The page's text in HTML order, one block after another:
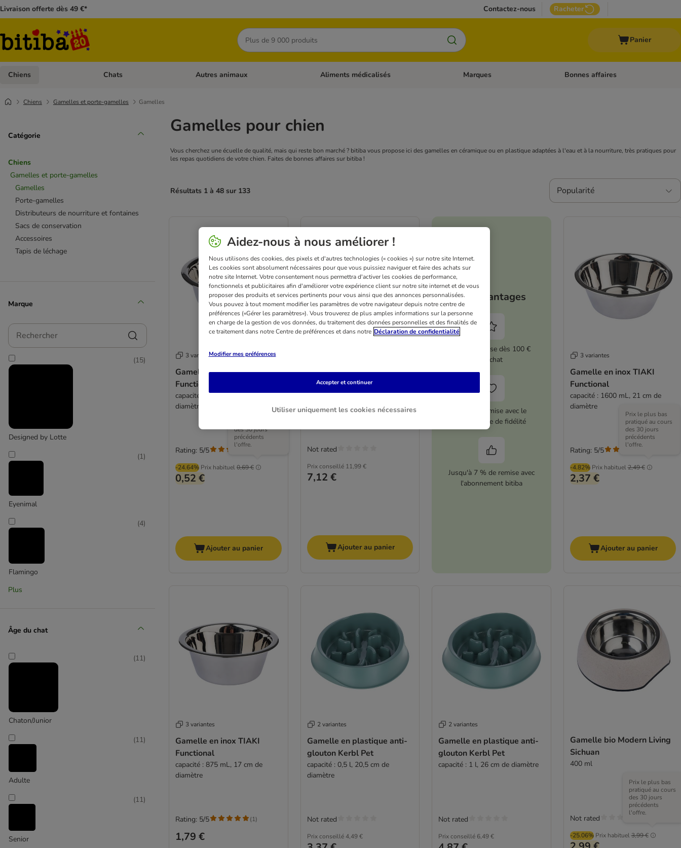
Livraison offerte dès 49 €* Contactez-nous Racheter
Rechercher
Panier
Chiens Dérouler les catégories: Chiens
Chats Dérouler les catégories: Chats
Autres animaux Dérouler les catégories: Autres animaux
Aliments médicalisés Dérouler les catégories: Aliments médicalisés
Marques Dérouler les catégories: Marques
Bonnes affaires
Chiens Gamelles et porte-gamelles Gamelles
Catégorie
Chiens
Gamelles et porte-gamelles
Gamelles
Porte-gamelles
Distributeurs de nourriture et fontaines
Sacs de conservation
Accessoires
Tapis de léchage
Marque
Rechercher
Designed by Lotte
(15)
Eyenimal
(1)
Flamingo
(4)
Hunter
Icepeak Pet
Plus
Âge du chat
Chaton/Junior
(11)
Adulte
(11)
Senior
(11)
Gamelles pour chien
Vous cherchez une écuelle de qualité, mais qui reste bon marché ? bitiba vous propose ici des gamelles en céramique ou en plastique adaptées à l'eau et à la nourriture, très pratiques pour
les repas quotidiens de votre chien. Faites de bonnes affaires sur bitiba !
Résultats 1 à 48 sur 133 Popularité
3 variantes
Gamelle en inox TIAKI
Functional
capacité : 240 mL, 11,5 cm de
diamètre
-24.64% Prix habituel0,69 €
Prix le plus bas
des 30 jours
précédents
l'offre.
0,52 €
Rating: 5/5
Ajouter au panier
Gamelle en silicone Trixie
Slow Feed
24 cm de diamètre
Prix conseillé 11,99 €
7,12 €
Not rated
Ajouter au panier
Vos avantages
5 % de remise dès 100 €
d'achat
12 € de remise avec le
programme de fidélité
Jusqu'à 7 % de remise avec
l'abonnement bitiba
3 variantes
Gamelle en inox TIAKI
Functional
capacité : 1600 mL, 21 cm de
diamètre
-4.82% Prix habituel2,49 €
Prix le plus bas
pratiqué au cours
des 30 jours
précédents
l'offre.
2,37 €
Rating: 5/5
Ajouter au panier
3 variantes
Gamelle en inox TIAKI
Functional
capacité : 875 mL, 17 cm de
diamètre
1,79 €
Rating: 5/5 (1)
2 variantes
Gamelle en plastique anti-
glouton Kerbl Pet
capacité : 0,5 l, 20,5 cm de
diamètre
Prix conseillé 4,49 €
Not rated
2 variantes
Gamelle en plastique anti-
glouton Kerbl Pet
capacité : 1 l, 26 cm de diamètre
Prix conseillé 6,49 €
Not rated
Gamelle bio Modern Living
Sichuan
400 ml
-25.06% Prix habituel3,99 €
Prix le plus bas
pratiqué au cours
des 30 jours
précédents
l'offre.
Not rated
Aidez-nous à nous améliorer !
Nous utilisons des cookies, des pixels et d'autres technologies (« cookies ») sur notre site Internet.
Les cookies sont absolument nécessaires pour que vous puissiez naviguer et faire des achats sur
notre site Internet. Votre consentement nous permettra d'activer les cookies de performance,
fonctionnels et publicitaires afin d'améliorer votre expérience client sur notre site internet et de vous
proposer des produits et services pertinents pour vous ainsi que des annonces personnalisées.
Vous pouvez à tout moment modifier les paramètres de votre navigateur depuis notre centre de
préférences («Gérer les paramètres»). Vous trouverez de plus amples informations sur la personne
en charge de la gestion de vos données, du traitement des données personnelles et des finalités de
ce traitement dans notre Centre de préférences et dans notre Déclaration de confidentialité
Modifier mes préférences
Utiliser uniquement les cookies nécessaires
Accepter et continuer